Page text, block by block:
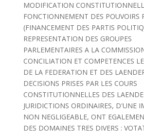
MODIFICATION
FONCTIONNEMENT DES POUVOIRS
(FINANCEMENT DES PARTIS
REPRESENTATION DES GROUPES
PARLEMENTAIRES A LA
CONCILIATION ET COMPETENCES
DE LA FEDERATION ET DES
DECISIONS PRISES PAR LES COURS
CONSTITUTIONNELLES DES
JURIDICTIONS ORDINAIRES, D'UNE
NON NEGLIGEABLE, ONT
DES DOMAINES TRES DIVERS :